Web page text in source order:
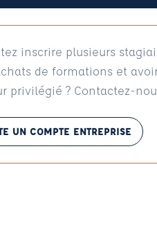
inscrire plusieurs
de formations et
privilégié ? Contactez-
UN COMPTE ENTREPRISE